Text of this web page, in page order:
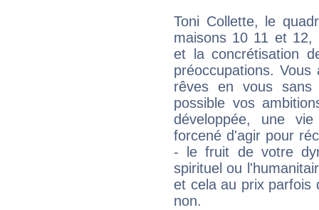
Toni Collette, le
maisons 10 11 et 12,
et la concrétisation
préoccupations.
rêves en vous sans
possible vos
développée, une
forcené d'agir pour
- le fruit de votre
spirituel ou
et cela au prix parfois
non.